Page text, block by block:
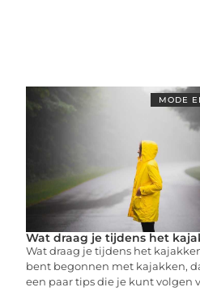
MODE
Wat draag je tijdens het
Wat draag je tijdens het
bent begonnen met kajakken,
een paar tips die je kunt volgen